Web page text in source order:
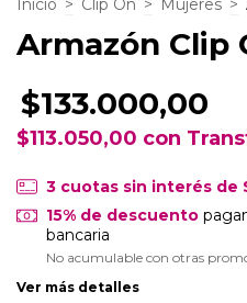
Inicio > Clip On > Mujeres >
Armazón Clip
$133.000,00
$113.050,00 con
3 cuotas sin interés de
15% de descuento
bancaria
No acumulable con otras
Ver más detalles